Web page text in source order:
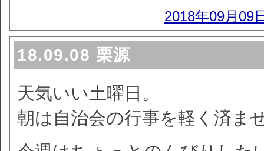
2018年09月09
18.09.08 栗源
天気いい土曜日。
朝は自治会の行事を軽く済ま